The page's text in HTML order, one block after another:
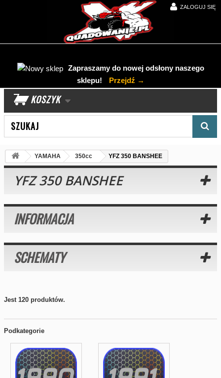
ZALOGUJ SIĘ
Zapraszamy do nowej odsłony naszego
sklepu!
Przejdź →
KOSZYK
YAMAHA 350cc YFZ 350 BANSHEE
YFZ 350 BANSHEE
INFORMACJA
SCHEMATY
Jest 120 produktów.
Podkategorie